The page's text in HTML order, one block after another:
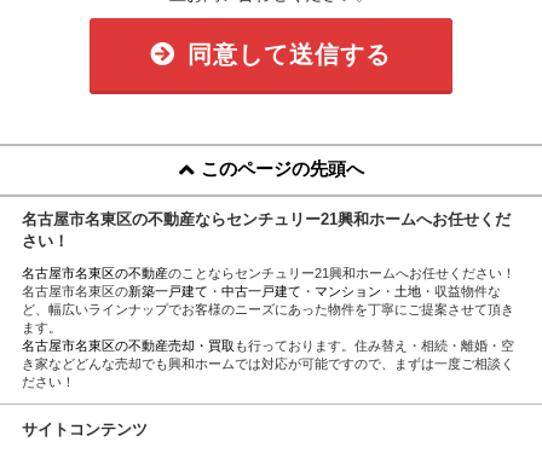
同意して送信する
このページの先頭へ
名古屋市名東区の不動産ならセンチュリー21興和ホームへお任せくだ
さい！
名古屋市名東区の不動産のことならセンチュリー21興和ホームへお任せください！
名古屋市名東区の新築一戸建て ・ 中古一戸建て ・ マンション ・ 土地・収益物件な
ど、幅広いラインナップでお客様のニーズにあった物件を丁寧にご提案させて頂き
ます。
名古屋市名東区の不動産売却・買取 も行っております。住み替え・相続・離婚・空
き家などどんな売却でも興和ホームでは対応が可能ですので、まずは一度ご相談く
ださい！
サイトコンテンツ